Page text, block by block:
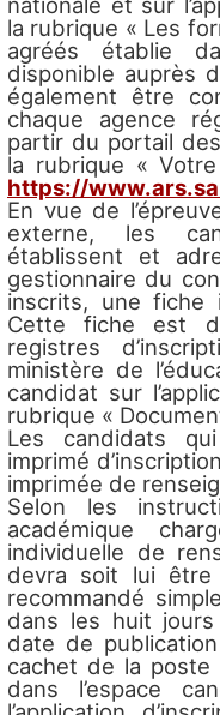
la rubrique « Les
agréés établie
disponible auprès
également être
chaque agence
partir du portail
la rubrique «
https://
En vue de
externe, les
établissent et
gestionnaire du
inscrits, une fiche
Cette fiche est
registres
ministère de
candidat sur
rubrique «
Les candidats
imprimé
imprimée de
Selon les
académique
individuelle de
devra soit lui être
recommandé
dans les huit
date de
cachet de la
dans l’espace